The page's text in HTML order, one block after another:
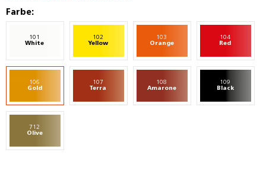
Farbe:
101
White
102
Yellow
103
Orange
104
Red
106
Gold
107
Terra
108
Amarone
109
Black
712
Olive